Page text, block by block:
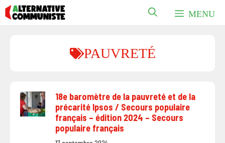
Aller
au
MENU
PAUVRETÉ
18e baromètre de la pauvreté et de la
précarité Ipsos / Secours populaire
français – édition 2024 – Secours
populaire français